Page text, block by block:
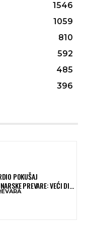
1546
1059
810
592
485
396
POKUŠAJ
PREVARE: VEĆI DIO
SE POVRAT